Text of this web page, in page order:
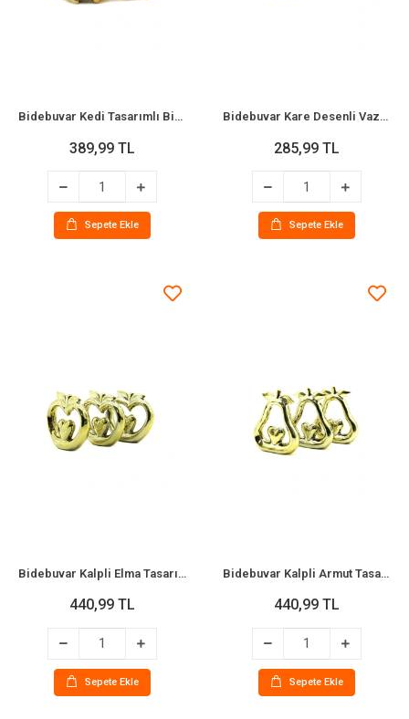
Bidebuvar Kedi Tasarımlı Biblo - Büyük Boy - Seramik - Parlak Altın
389,99 TL
Sepete Ekle
Bidebuvar Kare Desenli Vazo Tasarımlı Biblo - Seramik - Orta Boy - Parlak Altın
285,99 TL
Sepete Ekle
Bidebuvar Kalpli Elma Tasarımlı Biblo - Mega Boy - Seramik - Parlak Altın
440,99 TL
Sepete Ekle
Bidebuvar Kalpli Armut Tasarımlı Biblo - Mega Boy - Seramik - Parlak Altın
440,99 TL
Sepete Ekle